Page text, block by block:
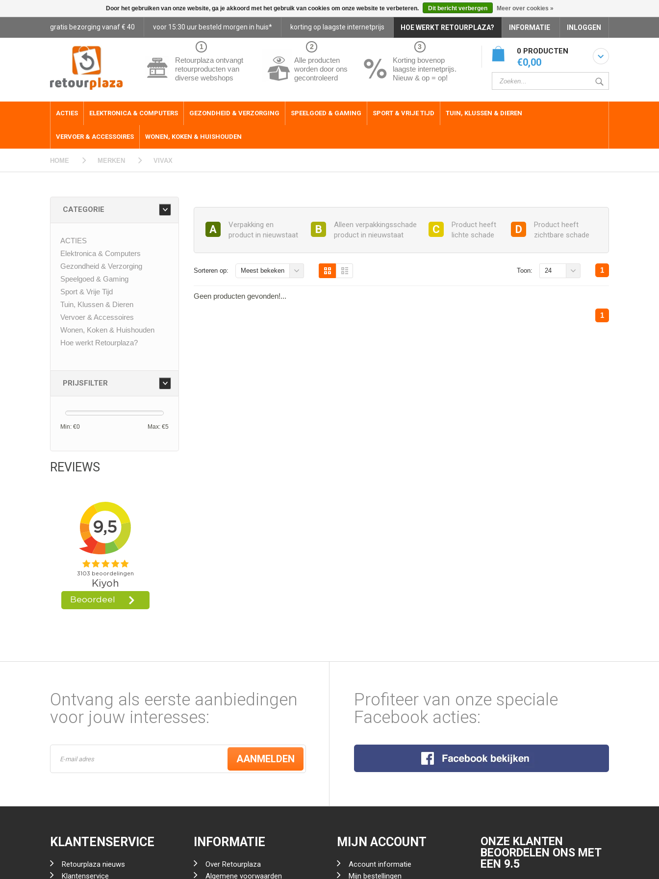
gratis bezorging vanaf € 40 voor 15:30 uur besteld morgen in huis* korting op laagste internetprijs HOE WERKT RETOURPLAZA? INFORMATIE INLOGGEN
1
Retourplaza ontvangt
retourproducten van
diverse webshops
2
Alle producten
worden door ons
gecontroleerd
3
Korting bovenop
laagste internetprijs.
Nieuw & op = op!
0 PRODUCTEN
€0,00
ACTIES ELEKTRONICA & COMPUTERS GEZONDHEID & VERZORGING SPEELGOED & GAMING SPORT & VRIJE TIJD TUIN, KLUSSEN & DIEREN
VERVOER & ACCESSOIRES WONEN, KOKEN & HUISHOUDEN
HOME MERKEN VIVAX
CATEGORIE
ACTIES
Elektronica & Computers
Gezondheid & Verzorging
Speelgoed & Gaming
Sport & Vrije Tijd
Tuin, Klussen & Dieren
Vervoer & Accessoires
Wonen, Koken & Huishouden
Hoe werkt Retourplaza?
PRIJSFILTER
Min: €0 Max: €5
REVIEWS
A
Verpakking en
product in nieuwstaat
B
Alleen verpakkingsschade
product in nieuwstaat
C
Product heeft
lichte schade
D
Product heeft
zichtbare schade
Sorteren op: Meest bekeken 1
Toon: 24
Geen producten gevonden!...
1
Ontvang als eerste aanbiedingen
voor jouw interesses:
AANMELDEN
Profiteer van onze speciale
Facebook acties:
KLANTENSERVICE
Retourplaza nieuws
Klantenservice
INFORMATIE
Over Retourplaza
Algemene voorwaarden
MIJN ACCOUNT
Account informatie
Mijn bestellingen
ONZE KLANTEN
BEOORDELEN ONS MET
EEN 9.5
Door het gebruiken van onze website, ga je akkoord met het gebruik van cookies om onze website te verbeteren. Dit bericht verbergen Meer over cookies »